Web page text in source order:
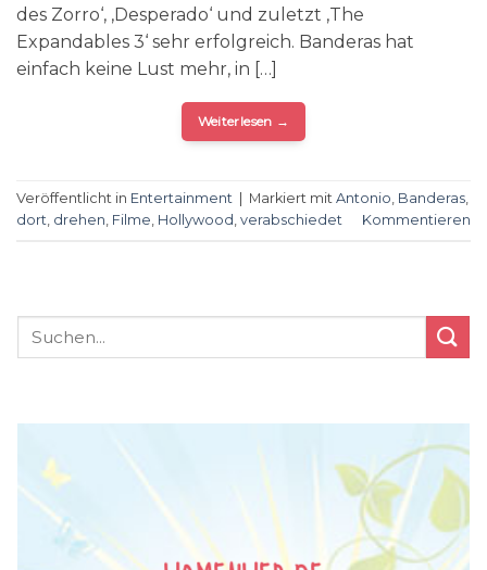
des Zorro‘, ‚Desperado‘ und zuletzt ‚The
Expandables 3‘ sehr erfolgreich. Banderas hat
einfach keine Lust mehr, in […]
Weiterlesen →
Veröffentlicht in Entertainment Markiert mit Antonio Banderas
dort drehen Filme Hollywood verabschiedet Kommentieren